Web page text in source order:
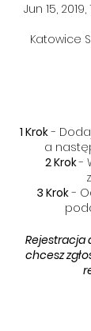
Jun 15,
Katowice
1 Krok-
a
2 Krok-
3 Krok-
Rejestracja
chcesz